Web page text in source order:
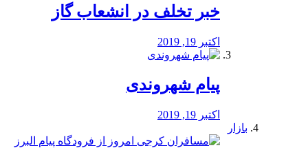
خبر تخلف در انشعاب گاز
اکتبر 19, 2019
پیام شهروندی
اکتبر 19, 2019
بازار